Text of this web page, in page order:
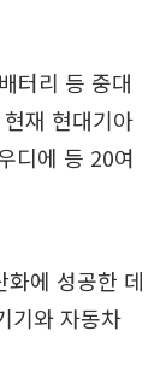
터리 등 중대
재 현대기아
디에 등 20여
에 성공한 데
기와 자동차